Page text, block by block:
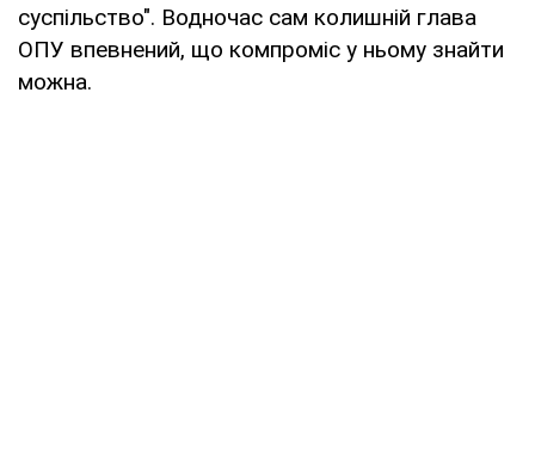
суспільство". Водночас сам колишній глава
ОПУ впевнений, що компроміс у ньому знайти
можна.